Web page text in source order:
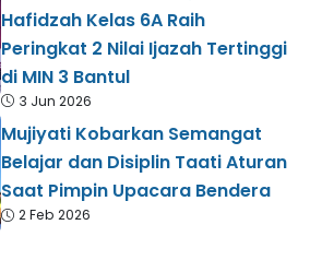
Hafidzah Kelas 6A Raih
Peringkat 2 Nilai Ijazah Tertinggi
di MIN 3 Bantul
3 Jun 2026
Mujiyati Kobarkan Semangat
Belajar dan Disiplin Taati Aturan
Saat Pimpin Upacara Bendera
2 Feb 2026